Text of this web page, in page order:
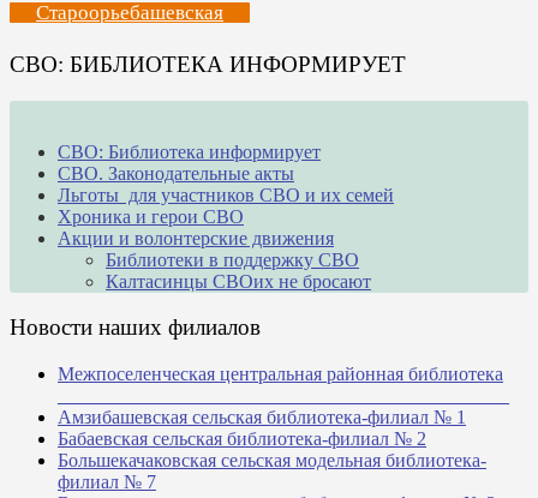
Староорьебашевская
СВО: БИБЛИОТЕКА ИНФОРМИРУЕТ
СВО: Библиотека информирует
СВО. Законодательные акты
Льготы для участников СВО и их семей
Хроника и герои СВО
Акции и волонтерские движения
Библиотеки в поддержку СВО
Калтасинцы СВОих не бросают
Новости наших филиалов
Межпоселенческая центральная районная библиотека
Амзибашевская сельская библиотека-филиал № 1
Бабаевская сельская библиотека-филиал № 2
Большекачаковская сельская модельная библиотека-
филиал № 7